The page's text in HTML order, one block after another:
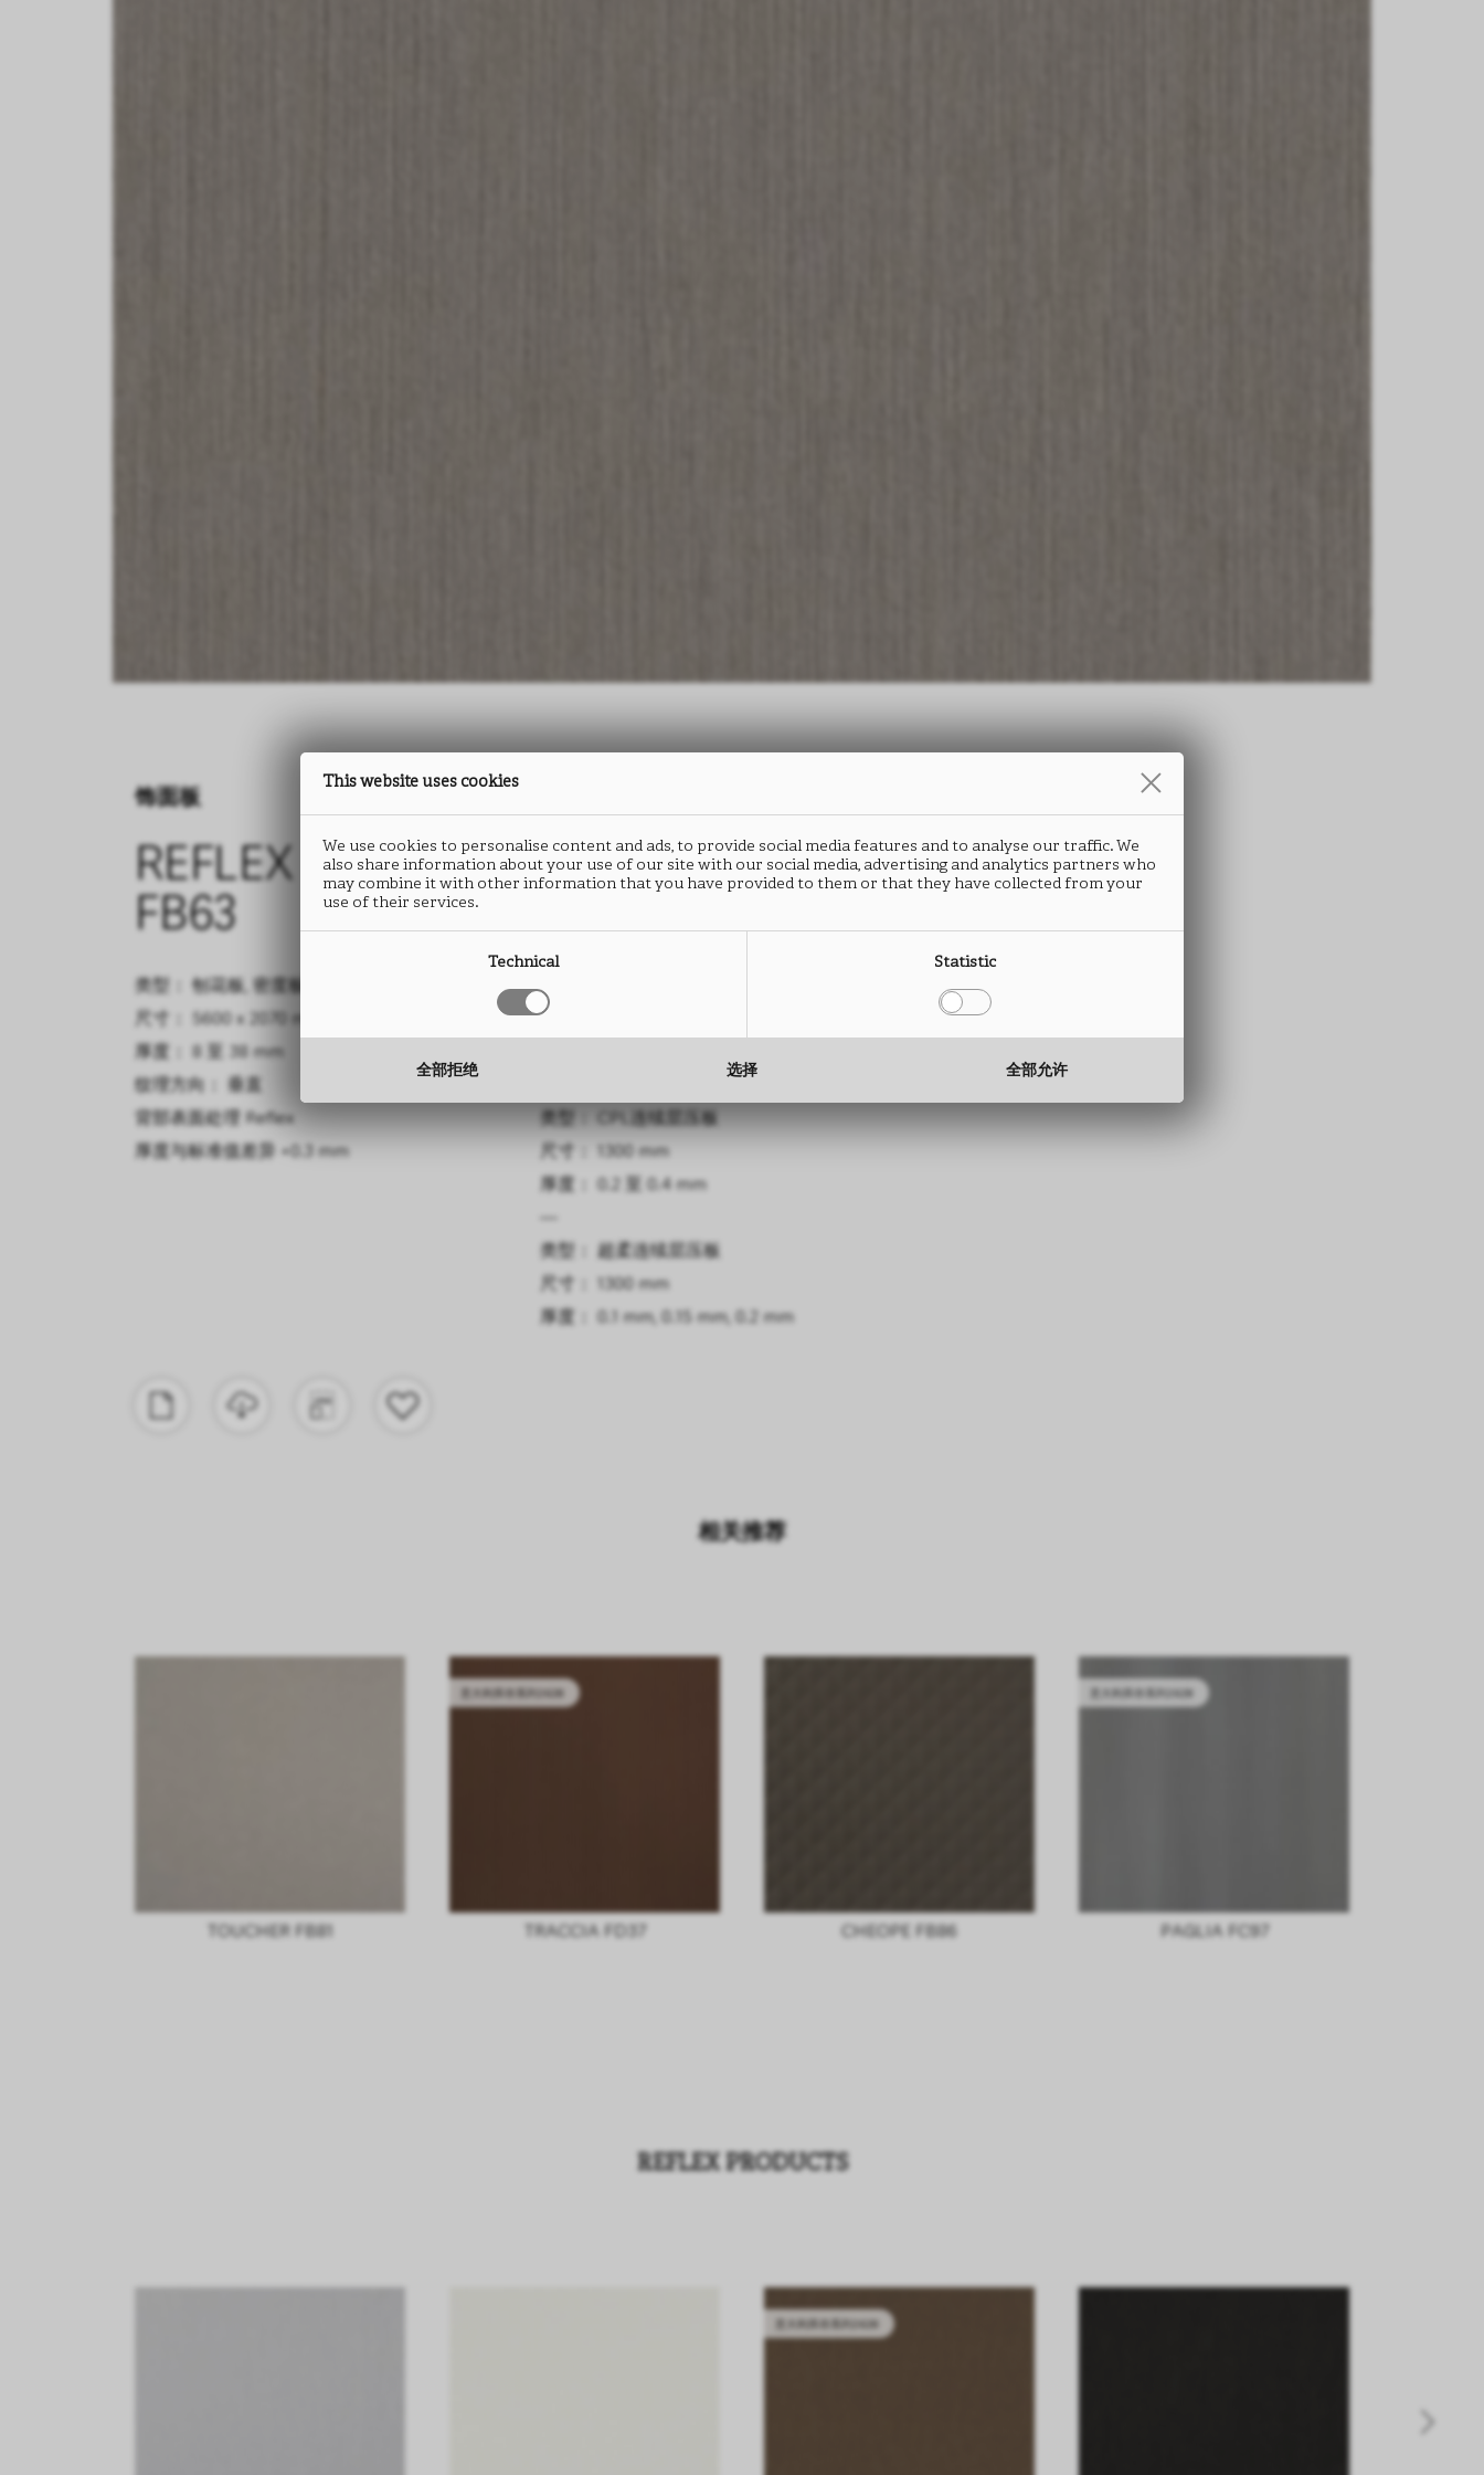
饰面板
REFLEX
FB63
类型： 刨花板, 密度板
尺寸： 5600 x 2070 mm
厚度： 8 至 38 mm
纹理方向： 垂直
背部表面处理 Reflex
厚度与标准值差异 +0.3 mm
REFLEX
FB63
类型： HPL防火板
尺寸： 3050 x 1300 mm
类型： CPL连续层压板
尺寸： 1300 mm
厚度： 0.2 至 0.4 mm
—
类型： 超柔连续层压板
尺寸： 1300 mm
厚度： 0.1 mm, 0.15 mm, 0.2 mm
REFLEX
FB63
类型： ABS封边条
高度： 15 至 330 mm
相关推荐
TOUCHER FB81 TRACCIA FD37 CHEOPE FB86 PAGLIA FC97
REFLEX PRODUCTS
This website uses cookies
We use cookies to personalise content and ads, to provide social media features and to analyse our traffic. We
also share information about your use of our site with our social media, advertising and analytics partners who
may combine it with other information that you have provided to them or that they have collected from your
use of their services.
Technical Statistic
全部拒绝 选择 全部允许